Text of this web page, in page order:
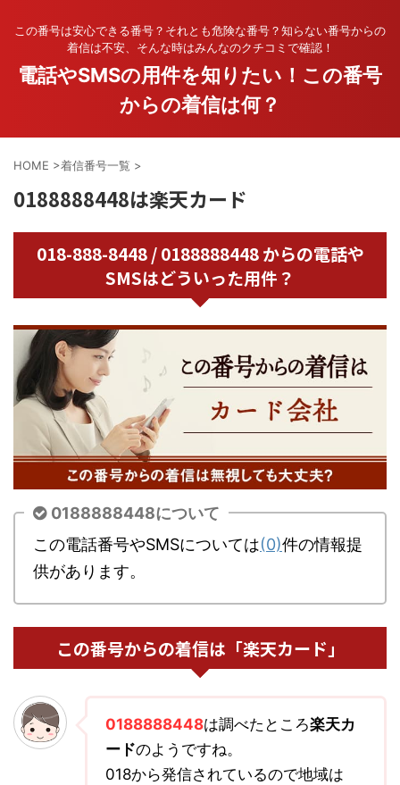
この番号は安心できる番号？それとも危険な番号？知らない番号からの
着信は不安、そんな時はみんなのクチコミで確認！
電話やSMSの用件を知りたい！この番号
からの着信は何？
HOME >着信番号一覧 >
0188888448は楽天カード
018-888-8448 / 0188888448 からの電話や
SMSはどういった用件？
0188888448について
この電話番号やSMSについては(0)件の情報提
供があります。
この番号からの着信は「楽天カード」
0188888448は調べたところ楽天カ
ードのようですね。
018から発信されているので地域は